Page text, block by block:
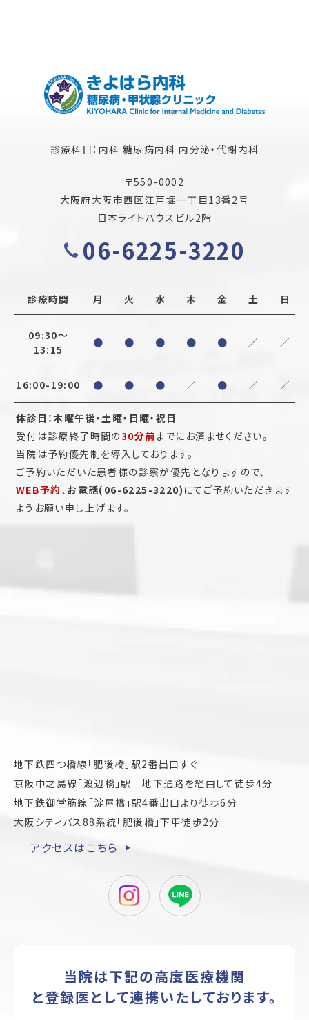
診療科目： 内科 糖尿病内科 内分泌・代謝内科
〒550-0002
大阪府大阪市西区江戸堀一丁目13番2号
日本ライトハウスビル2階
06-6225-3220
診療時間 月 火 水 木 金 土 日
09:30〜
13:15
● ● ● ● ● ／ ／
16:00-19:00 ● ● ● ／ ● ／ ／
休診日：木曜午後・土曜・日曜・祝日
受付は診療終了時間の30分前までにお済ませください。
当院は予約優先制を導入しております。
ご予約いただいた患者様の診察が優先となりますので、
WEB予約 、 お電話(06-6225-3220) にてご予約いただきます
ようお願い申し上げます。
地下鉄四つ橋線「肥後橋」駅2番出口すぐ
京阪中之島線「渡辺橋」駅 地下通路を経由して徒歩4分
地下鉄御堂筋線「淀屋橋」駅4番出口より徒歩6分
大阪シティバス88系統「肥後橋」下車徒歩2分
アクセスはこちら
当院は下記の高度医療機関
と登録医として連携いたしております。